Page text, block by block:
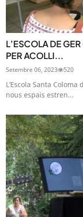
L’ESCOLA DE
PER ACOLLI...
Setembre 06, 2023 520
L’Escola Santa
nous espais estren...